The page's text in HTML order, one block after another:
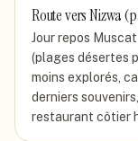
Route vers Nizwa
Jour repos
(plages désertes
moins explorés,
derniers
restaurant côtier